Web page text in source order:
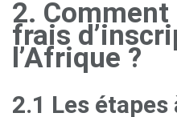
Tunisie
Accompagnement
Formations
2. Comment
frais
l’Afrique ?
2.1 Les